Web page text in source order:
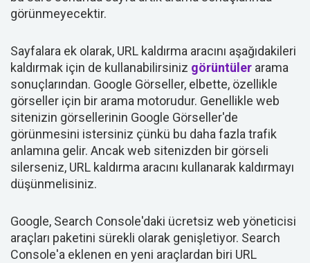
görünmeyecektir.
Sayfalara ek olarak, URL kaldırma aracını aşağıdakileri
kaldırmak için de kullanabilirsiniz görüntüler arama
sonuçlarından. Google Görseller, elbette, özellikle
görseller için bir arama motorudur. Genellikle web
sitenizin görsellerinin Google Görseller'de
görünmesini istersiniz çünkü bu daha fazla trafik
anlamına gelir. Ancak web sitenizden bir görseli
silerseniz, URL kaldırma aracını kullanarak kaldırmayı
düşünmelisiniz.
Google, Search Console'daki ücretsiz web yöneticisi
araçları paketini sürekli olarak genişletiyor. Search
Console'a eklenen en yeni araçlardan biri URL